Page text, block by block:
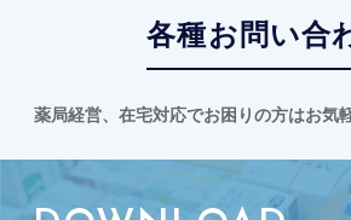
各種お問い合
薬局経営、在宅対応でお困りの方はお気